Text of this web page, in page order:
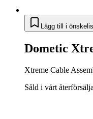
Lägg till i
Dometic
Xtreme Cable
Såld i vårt